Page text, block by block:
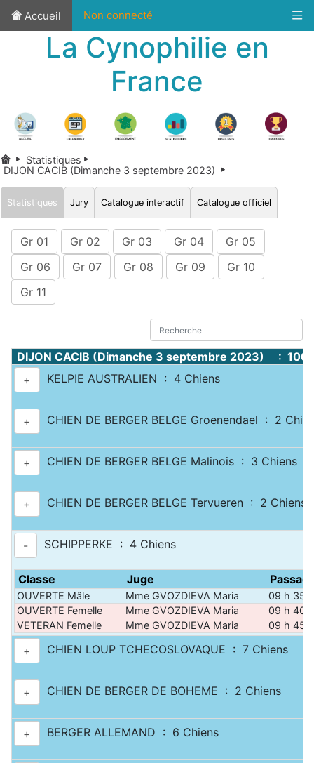
Accueil Non connecté
La Cynophilie en
France
Statistiques
DIJON CACIB (Dimanche 3 septembre 2023)
Statistiques Jury Catalogue interactif Catalogue officiel
Gr 01 Gr 02 Gr 03 Gr 04
Gr 05
Gr 06
Gr 07 Gr 08 Gr 09
Gr 10
Gr 11
DIJON CACIB (Dimanche 3 septembre 2023) :
+
KELPIE AUSTRALIEN : 4 Chiens
+ CHIEN DE BERGER BELGE Groenendael : 2
+ CHIEN DE BERGER BELGE Malinois : 3 Chiens
+ CHIEN DE BERGER BELGE Tervueren : 2 Chiens
- SCHIPPERKE : 4 Chiens
Classe Juge
OUVERTE Mâle Mme GVOZDIEVA Maria
09 h 35
OUVERTE Femelle
Mme GVOZDIEVA Maria
09 h 40
VETERAN Femelle
Mme GVOZDIEVA Maria 09 h 45
+ CHIEN LOUP TCHECOSLOVAQUE : 7 Chiens
+ CHIEN DE BERGER DE BOHEME : 2 Chiens
+ BERGER ALLEMAND : 6 Chiens